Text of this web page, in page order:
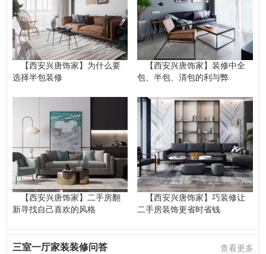
【西安兴唐饰家】为什么要
选择半包装修
【西安兴唐饰家】装修中全
包、半包、清包的利与弊
【西安兴唐饰家】二手房翻
新寻找自己喜欢的风格
【西安兴唐饰家】巧装修让
二手房装饰更省时省钱
三室一厅家装装修问答 查看更多